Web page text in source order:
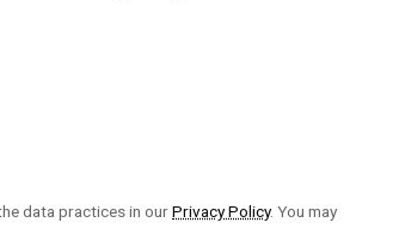
data practices in ourPrivacy Policy. You may